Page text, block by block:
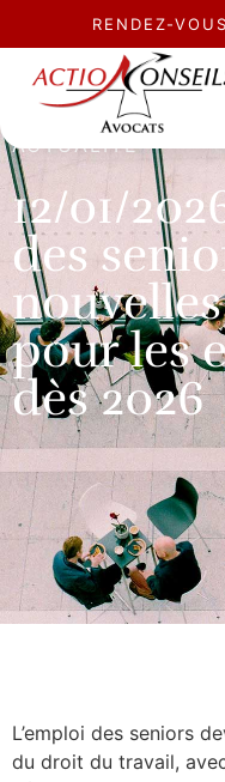
RENDEZ-VOUS
ACTUALITÉ
12/01/
des
pour les
dès 2026
L’emploi des seniors
du droit du travail,